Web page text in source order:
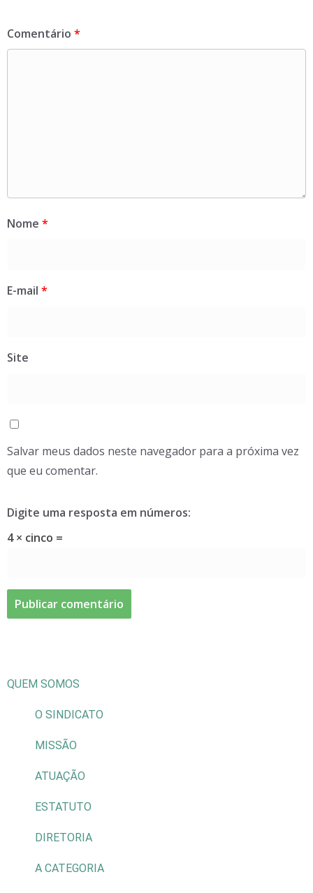
Comentário *
Nome *
E-mail *
Site
Salvar meus dados neste navegador para a próxima vez
que eu comentar.
Digite uma resposta em números:
4 × cinco =
QUEM SOMOS
O SINDICATO
MISSÃO
ATUAÇÃO
ESTATUTO
DIRETORIA
A CATEGORIA